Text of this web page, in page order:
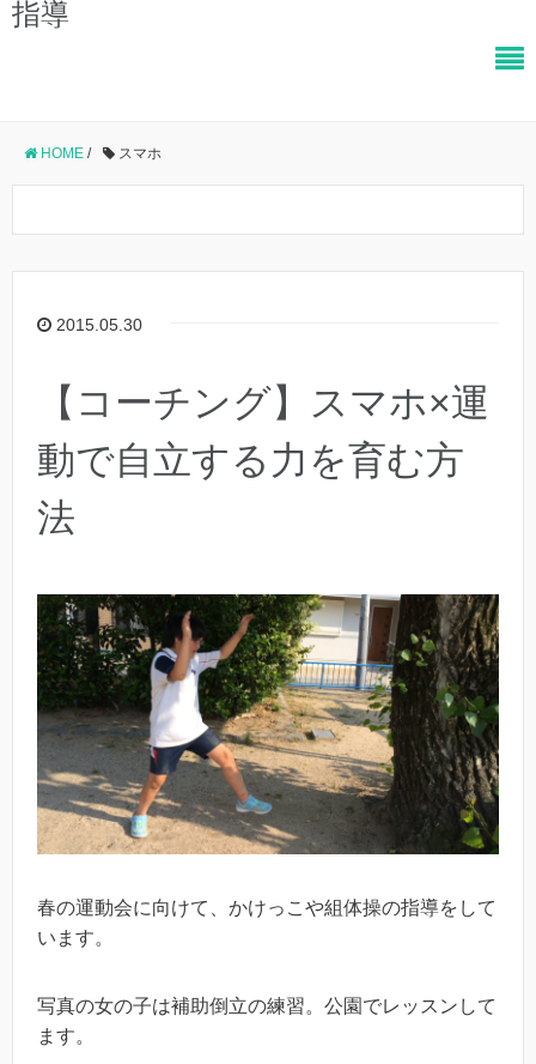
指導
HOME / スマホ
2015.05.30
【コーチング】スマホ×運
動で自立する力を育む方
法
春の運動会に向けて、かけっこや組体操の指導をして
います。
写真の女の子は補助倒立の練習。公園でレッスンして
ます。